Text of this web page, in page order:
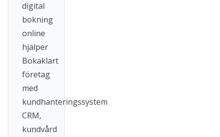
digital
bokning
online
hjälper
Bokaklart
företag
med
kundhanteringssystem
CRM,
kundvård